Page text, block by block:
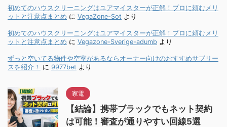
初めてのハウスクリーニングはユアマイスターが正解！プロに頼むメリ
ットと注意点まとめ に VegaZone-Sot より
初めてのハウスクリーニングはユアマイスターが正解！プロに頼むメリ
ットと注意点まとめ に Vegazone-Sverige-adumb より
ずっと空いてる物件や空室があるならオーナー向けのおすすめサブリー
スを紹介！
に 9977bet より
家電
【結論】携帯ブラックでもネット契約
は可能！審査が通りやすい回線5選